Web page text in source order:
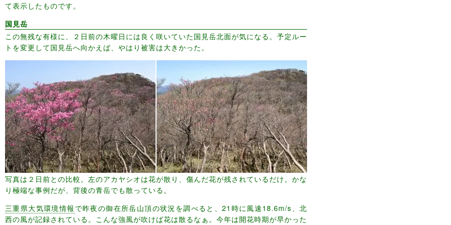
て表示したものです。
国見岳
この無残な有様に、２日前の木曜日には良く咲いていた国見岳北面が気になる。予定ルー
トを変更して国見岳へ向かえば、やはり被害は大きかった。
写真は２日前との比較。左のアカヤシオは花が散り、傷んだ花が残されているだけ。かな
り極端な事例だが、背後の青岳でも散っている。
三重県大気環境情報 で昨夜の御在所岳山頂の状況を調べると、21時に風速18.6m/s、北
西の風が記録されている。こんな強風が吹けば花は散るなぁ。今年は開花時期が早かった